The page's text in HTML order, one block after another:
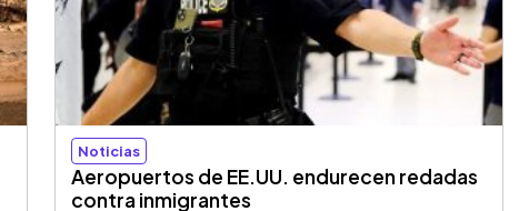
Noticias
Aeropuertos de EE.UU. endurecen redadas
contra inmigrantes